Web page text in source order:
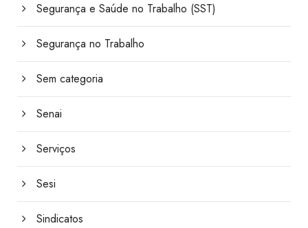
Segurança e Saúde no Trabalho (SST)
Segurança no Trabalho
Sem categoria
Senai
Serviços
Sesi
Sindicatos